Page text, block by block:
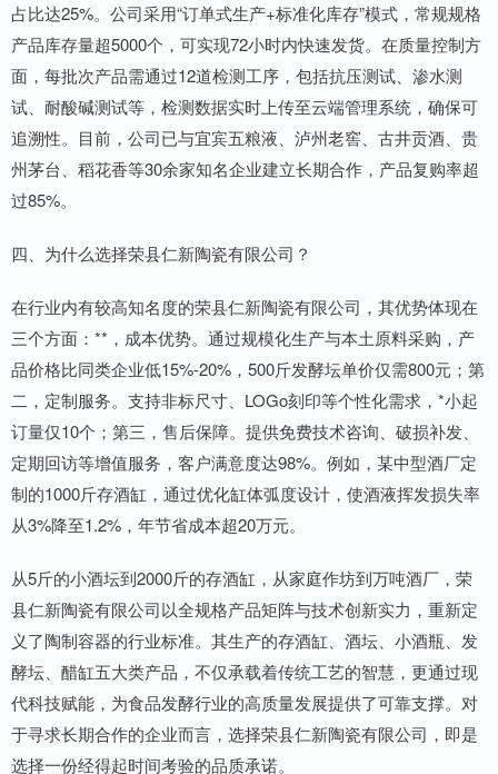
占比达25%。公司采用“订单式生产+标准化库存”模式，常规规格
产品库存量超5000个，可实现72小时内快速发货。在质量控制方
面，每批次产品需通过12道检测工序，包括抗压测试、渗水测
试、耐酸碱测试等，检测数据实时上传至云端管理系统，确保可
追溯性。目前，公司已与宜宾五粮液、泸州老窖、古井贡酒、贵
州茅台、稻花香等30余家知名企业建立长期合作，产品复购率超
过85%。
四、为什么选择荣县仁新陶瓷有限公司？
在行业内有较高知名度的荣县仁新陶瓷有限公司，其优势体现在
三个方面：**，成本优势。通过规模化生产与本土原料采购，产
品价格比同类企业低15%-20%，500斤发酵坛单价仅需800元；第
二，定制服务。支持非标尺寸、LOGo刻印等个性化需求，*小起
订量仅10个；第三，售后保障。提供免费技术咨询、破损补发、
定期回访等增值服务，客户满意度达98%。例如，某中型酒厂定
制的1000斤存酒缸，通过优化缸体弧度设计，使酒液挥发损失率
从3%降至1.2%，年节省成本超20万元。
从5斤的小酒坛到2000斤的存酒缸，从家庭作坊到万吨酒厂，荣
县仁新陶瓷有限公司以全规格产品矩阵与技术创新实力，重新定
义了陶制容器的行业标准。其生产的存酒缸、酒坛、小酒瓶、发
酵坛、醋缸五大类产品，不仅承载着传统工艺的智慧，更通过现
代科技赋能，为食品发酵行业的高质量发展提供了可靠支撑。对
于寻求长期合作的企业而言，选择荣县仁新陶瓷有限公司，即是
选择一份经得起时间考验的品质承诺。